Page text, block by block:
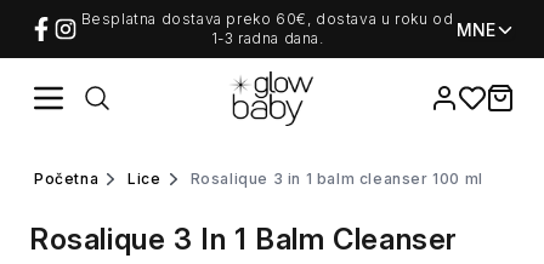
Besplatna dostava preko 60€, dostava u roku od
1-3 radna dana.
MNE
Favorites
items
početna lice rosalique 3 in 1 balm cleanser 100 ml
Rosalique 3 In 1 Balm Cleanser